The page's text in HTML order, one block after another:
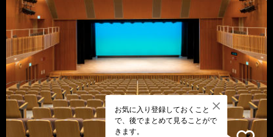
お気に入り登録しておくこと
で、後でまとめて見ることがで
きます。